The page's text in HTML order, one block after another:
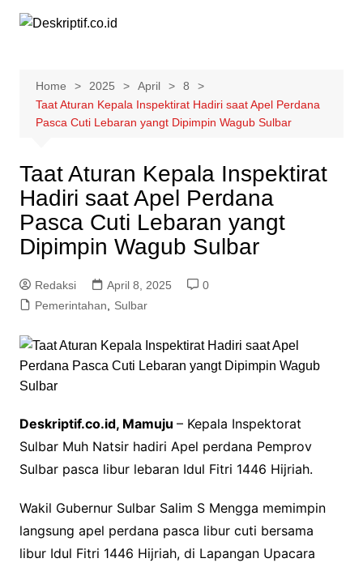
Home 2025 April
8
Taat Aturan Kepala Inspektirat Hadiri saat Apel Perdana
Pasca Cuti Lebaran yangt Dipimpin Wagub Sulbar
Taat Aturan Kepala Inspektirat
Hadiri saat Apel Perdana
Pasca Cuti Lebaran yangt
Dipimpin Wagub Sulbar
Redaksi April 8, 2025
0
Pemerintahan, Sulbar
Deskriptif.co.id, Mamuju – Kepala Inspektorat
Sulbar Muh Natsir hadiri Apel perdana Pemprov
Sulbar pasca libur lebaran Idul Fitri 1446 Hijriah.
Wakil Gubernur Sulbar Salim S Mengga memimpin
langsung apel perdana pasca libur cuti bersama
libur Idul Fitri 1446 Hijriah, di Lapangan Upacara